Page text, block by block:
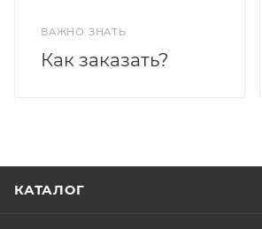
ВАЖНО ЗНАТЬ
Как заказать?
КАТАЛОГ